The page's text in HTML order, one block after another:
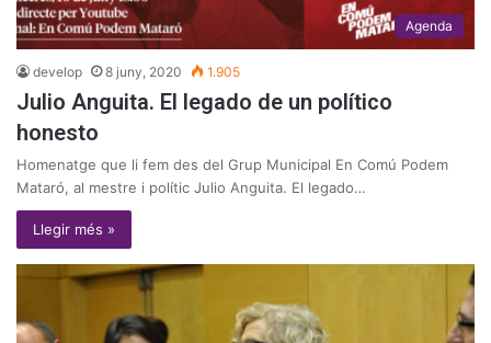
Agenda
develop 8 juny, 2020 1.905
Julio Anguita. El legado de un político
honesto
Homenatge que li fem des del Grup Municipal En Comú Podem
Mataró, al mestre i polític Julio Anguita. El legado…
Llegir més »